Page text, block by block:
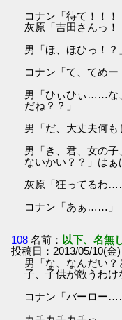
コナン「待て！！！
灰原「吉田さんっ！
男「ほ、ほひっ！？
コナン「て、てめー
男「ひぃひぃ……な
だね？？」
男「だ、大丈夫何
男「き、君、女の
ないかい？？」はぁ
灰原「狂ってるわ
コナン「あぁ……」
108 名前： 以下、名無
投稿日：2013/05/10(金
男「な、なんだい
子、子供が敵うわけ
コナン「バーロー